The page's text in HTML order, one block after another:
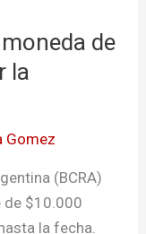
de
la
Gomez
(BCRA)
de $10.000
la fecha.